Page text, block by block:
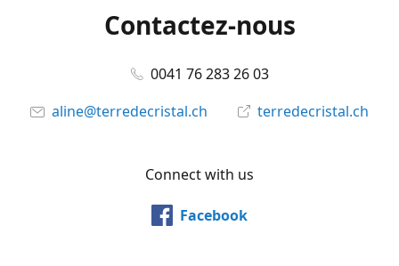
Contactez-nous
0041 76 283 26 03
aline@terredecristal.ch
terredecristal.ch
Connect with us
Facebook